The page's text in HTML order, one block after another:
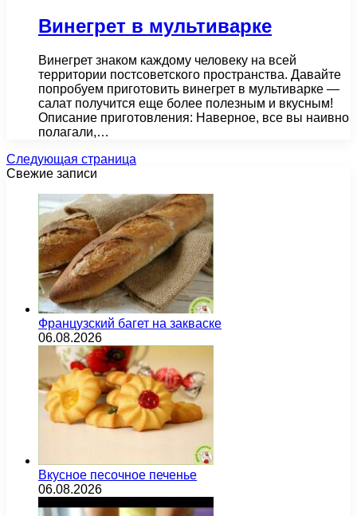
Винегрет в мультиварке
Винегрет знаком каждому человеку на всей
территории постсоветского пространства. Давайте
попробуем приготовить винегрет в мультиварке —
салат получится еще более полезным и вкусным!
Описание приготовления: Наверное, все вы наивно
полагали,…
Следующая страница
Свежие записи
Французский багет на закваске
06.08.2026
Вкусное песочное печенье
06.08.2026